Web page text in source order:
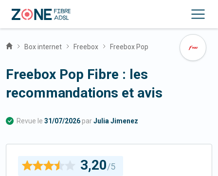
Box internet Freebox Freebox Pop
Freebox Pop Fibre : les
recommandations et avis
Revue le 31/07/2026 parJulia Jimenez
3,20/5